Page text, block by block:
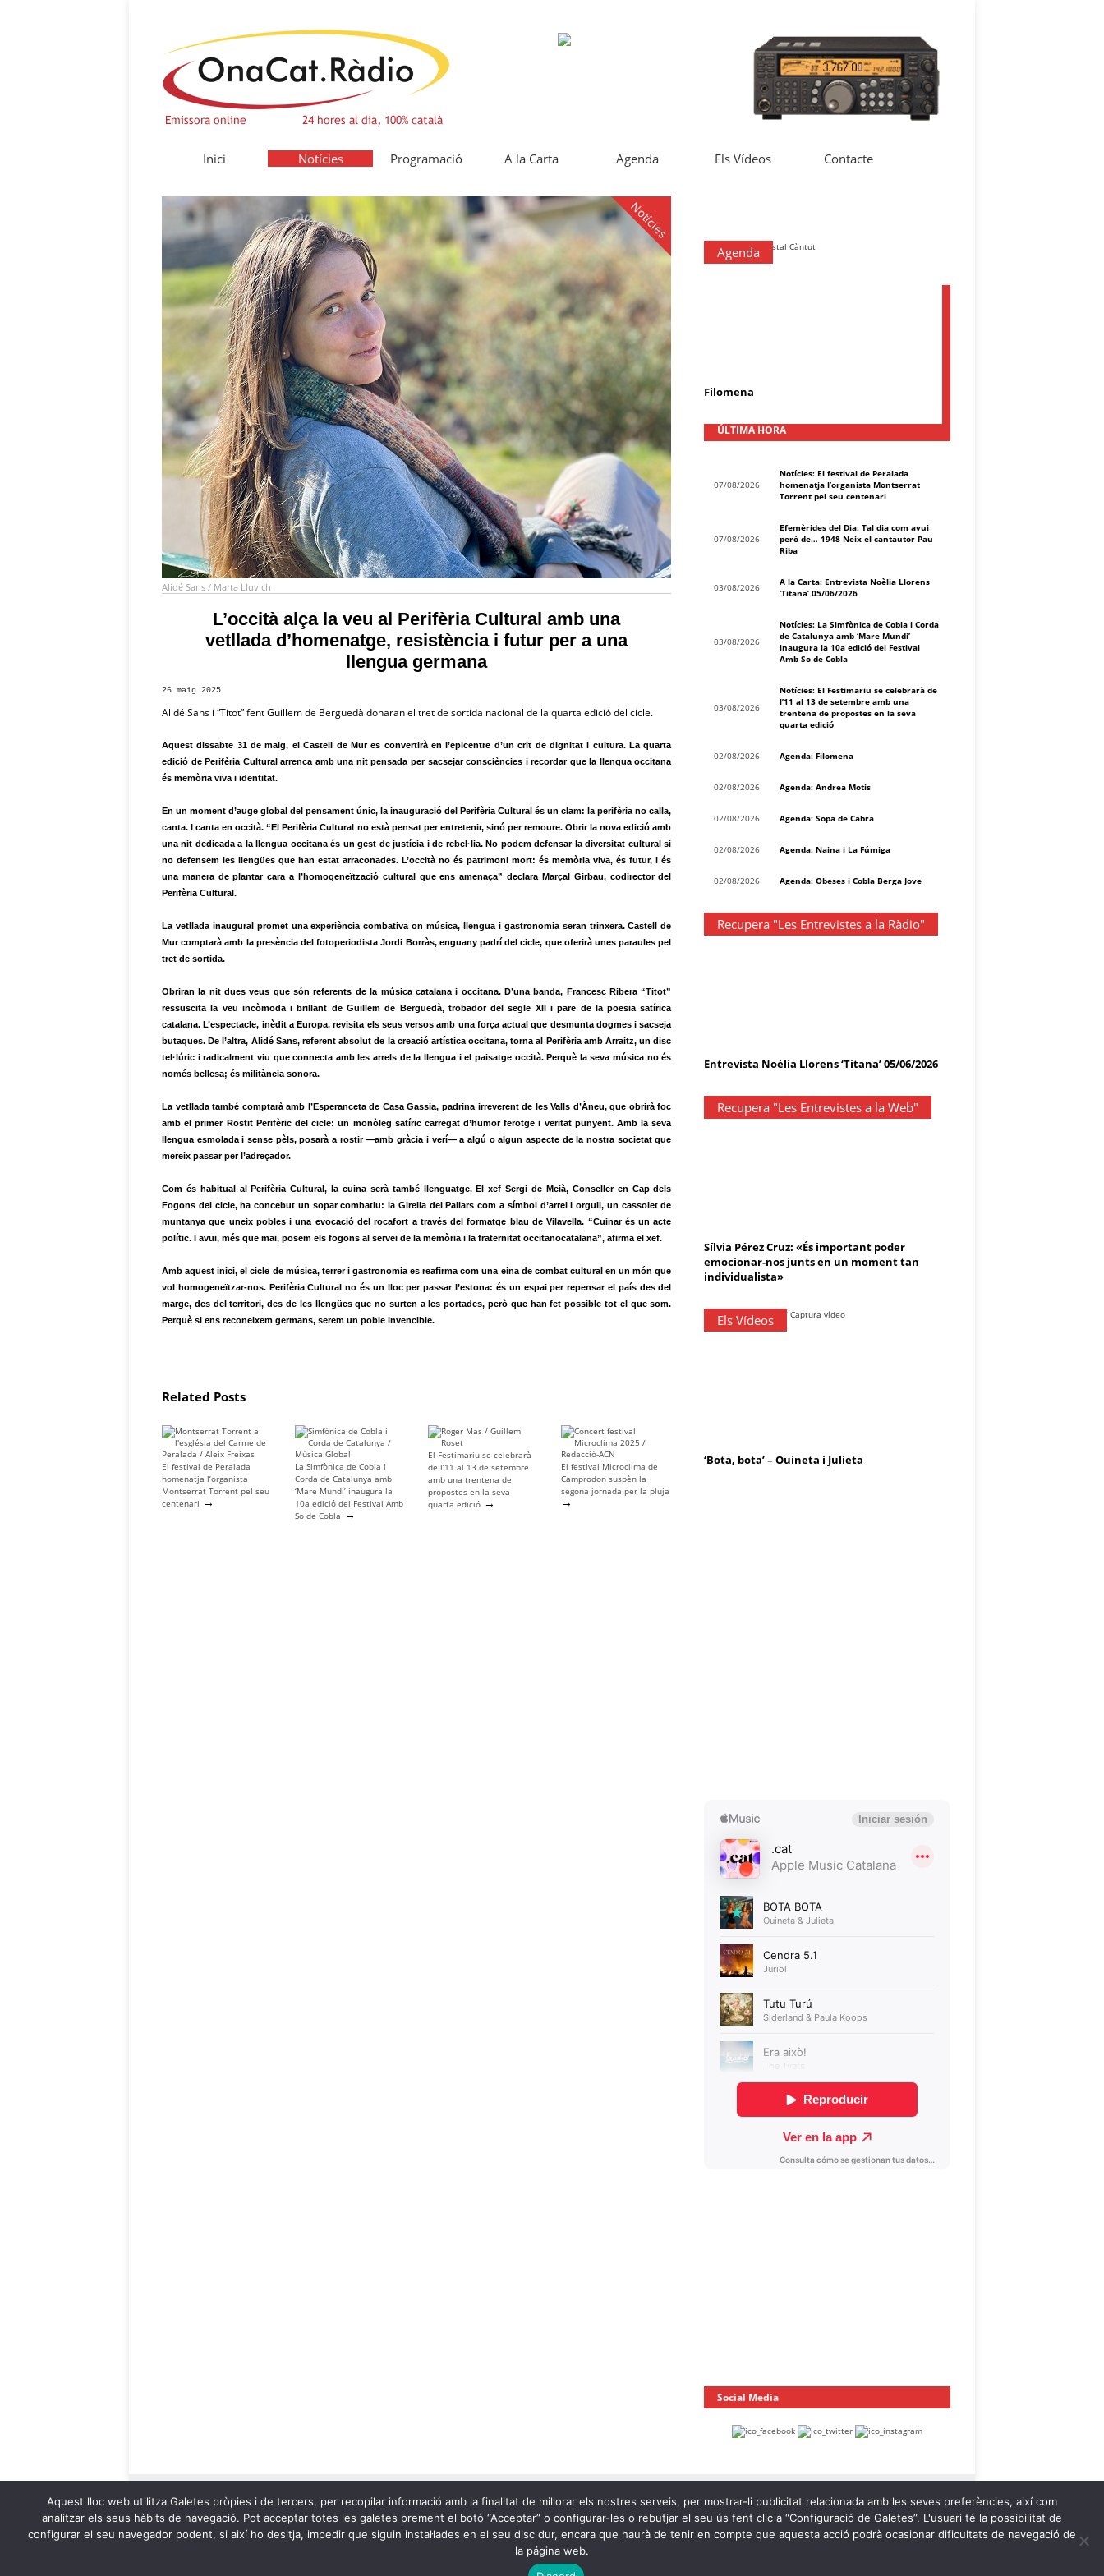
Inici Notícies Programació A la Carta Agenda Els Vídeos Contacte
Notícies
Alidé Sans / Marta Lluvich
L’occità alça la veu al Perifèria Cultural amb una
vetllada d’homenatge, resistència i futur per a una
llengua germana
26 maig 2025
Alidé Sans i “Titot” fent Guillem de Berguedà donaran el tret de sortida nacional de la quarta edició del cicle.
Aquest dissabte 31 de maig, el Castell de Mur es convertirà en l’epicentre d’un crit de dignitat i cultura. La quarta
edició de Perifèria Cultural arrenca amb una nit pensada per sacsejar consciències i recordar que la llengua occitana
és memòria viva i identitat.
En un moment d’auge global del pensament únic, la inauguració del Perifèria Cultural és un clam: la perifèria no calla,
canta. I canta en occità. “El Perifèria Cultural no està pensat per entretenir, sinó per remoure. Obrir la nova edició amb
una nit dedicada a la llengua occitana és un gest de justícia i de rebel·lia. No podem defensar la diversitat cultural si
no defensem les llengües que han estat arraconades. L’occità no és patrimoni mort: és memòria viva, és futur, i és
una manera de plantar cara a l’homogeneïtzació cultural que ens amenaça” declara Marçal Girbau, codirector del
Perifèria Cultural.
La vetllada inaugural promet una experiència combativa on música, llengua i gastronomia seran trinxera. Castell de
Mur comptarà amb la presència del fotoperiodista Jordi Borràs, enguany padrí del cicle, que oferirà unes paraules pel
tret de sortida.
Obriran la nit dues veus que són referents de la música catalana i occitana. D’una banda, Francesc Ribera “Titot”
ressuscita la veu incòmoda i brillant de Guillem de Berguedà, trobador del segle XII i pare de la poesia satírica
catalana. L’espectacle, inèdit a Europa, revisita els seus versos amb una força actual que desmunta dogmes i sacseja
butaques. De l’altra, Alidé Sans, referent absolut de la creació artística occitana, torna al Perifèria amb Arraitz, un disc
tel·lúric i radicalment viu que connecta amb les arrels de la llengua i el paisatge occità. Perquè la seva música no és
només bellesa; és militància sonora.
La vetllada també comptarà amb l’Esperanceta de Casa Gassia, padrina irreverent de les Valls d’Àneu, que obrirà foc
amb el primer Rostit Perifèric del cicle: un monòleg satíric carregat d’humor ferotge i veritat punyent. Amb la seva
llengua esmolada i sense pèls, posarà a rostir —amb gràcia i verí— a algú o algun aspecte de la nostra societat que
mereix passar per l’adreçador.
Com és habitual al Perifèria Cultural, la cuina serà també llenguatge. El xef Sergi de Meià, Conseller en Cap dels
Fogons del cicle, ha concebut un sopar combatiu: la Girella del Pallars com a símbol d’arrel i orgull, un cassolet de
muntanya que uneix pobles i una evocació del rocafort a través del formatge blau de Vilavella. “Cuinar és un acte
polític. I avui, més que mai, posem els fogons al servei de la memòria i la fraternitat occitanocatalana”, afirma el xef.
Amb aquest inici, el cicle de música, terrer i gastronomia es reafirma com una eina de combat cultural en un món que
vol homogeneïtzar-nos. Perifèria Cultural no és un lloc per passar l’estona: és un espai per repensar el país des del
marge, des del territori, des de les llengües que no surten a les portades, però que han fet possible tot el que som.
Perquè si ens reconeixem germans, serem un poble invencible.
Related Posts
El festival de Peralada
homenatja l’organista
Montserrat Torrent pel seu
centenari →
La Simfònica de Cobla i
Corda de Catalunya amb
‘Mare Mundi’ inaugura la
10a edició del Festival Amb
So de Cobla →
El Festimariu se celebrarà
de l’11 al 13 de setembre
amb una trentena de
propostes en la seva
quarta edició →
El festival Microclima de
Camprodon suspèn la
segona jornada per la pluja
→
Agenda
Filomena
ÚLTIMA HORA
07/08/2026
Notícies: El festival de Peralada
homenatja l’organista Montserrat
Torrent pel seu centenari
07/08/2026
Efemèrides del Dia: Tal dia com avui
però de… 1948 Neix el cantautor Pau
Riba
03/08/2026
A la Carta: Entrevista Noèlia Llorens
‘Titana’ 05/06/2026
03/08/2026
Notícies: La Simfònica de Cobla i Corda
de Catalunya amb ‘Mare Mundi’
inaugura la 10a edició del Festival
Amb So de Cobla
03/08/2026
Notícies: El Festimariu se celebrarà de
l’11 al 13 de setembre amb una
trentena de propostes en la seva
quarta edició
02/08/2026 Agenda: Filomena
02/08/2026 Agenda: Andrea Motis
02/08/2026 Agenda: Sopa de Cabra
02/08/2026 Agenda: Naina i La Fúmiga
02/08/2026 Agenda: Obeses i Cobla Berga Jove
Recupera "Les Entrevistes a la Ràdio"
Entrevista Noèlia Llorens ‘Titana’ 05/06/2026
Recupera "Les Entrevistes a la Web"
Sílvia Pérez Cruz: «És important poder
emocionar-nos junts en un moment tan
individualista»
Els Vídeos
‘Bota, bota’ – Ouineta i Julieta
Social Media
Aquest lloc web utilitza Galetes pròpies i de tercers, per recopilar informació amb la finalitat de millorar els nostres serveis, per mostrar-li publicitat relacionada amb les seves preferències, així com
analitzar els seus hàbits de navegació. Pot acceptar totes les galetes prement el botó “Acceptar” o configurar-les o rebutjar el seu ús fent clic a “Configuració de Galetes”. L'usuari té la possibilitat de
configurar el seu navegador podent, si així ho desitja, impedir que siguin instal·lades en el seu disc dur, encara que haurà de tenir en compte que aquesta acció podrà ocasionar dificultats de navegació de
la página web.